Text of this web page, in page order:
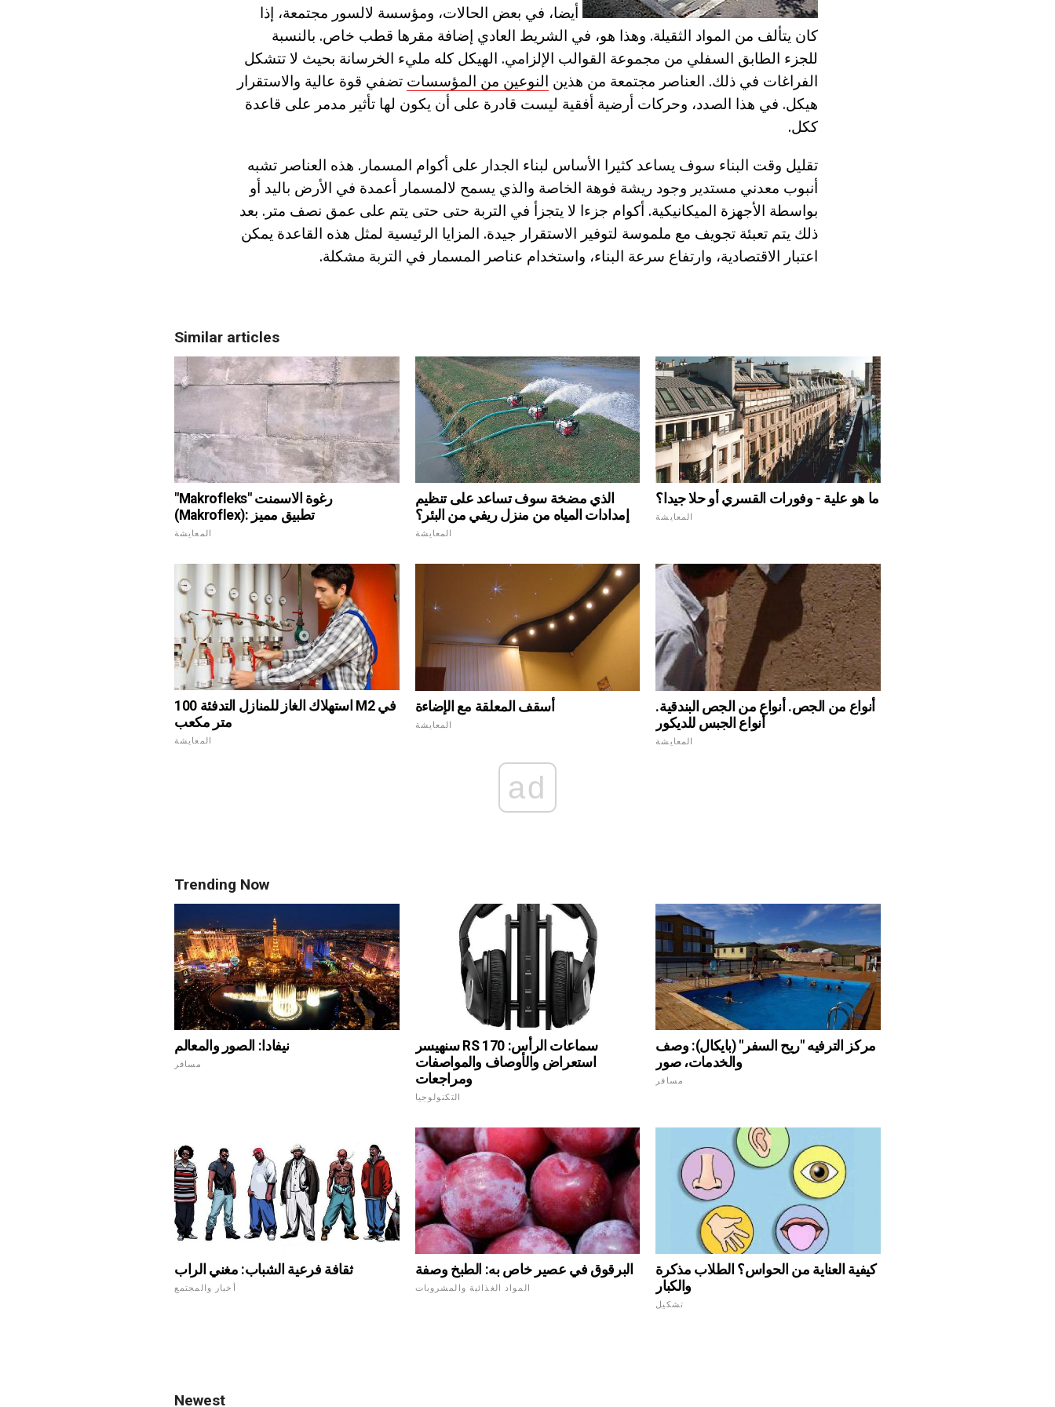
أيضا، في بعض الحالات، ومؤسسة لالسور مجتمعة، إذا
كان يتألف من المواد الثقيلة. وهذا هو، في الشريط العادي إضافة مقرها قطب خاص. بالنسبة
للجزء الطابق السفلي من مجموعة القوالب الإلزامي. الهيكل كله مليء الخرسانة بحيث لا تتشكل
الفراغات في ذلك. العناصر مجتمعة من هذين النوعين من المؤسسات تضفي قوة عالية والاستقرار
هيكل. في هذا الصدد، وحركات أرضية أفقية ليست قادرة على أن يكون لها تأثير مدمر على قاعدة
ككل.
تقليل وقت البناء سوف يساعد كثيرا الأساس لبناء الجدار على أكوام المسمار. هذه العناصر تشبه
أنبوب معدني مستدير وجود ريشة فوهة الخاصة والذي يسمح لالمسمار أعمدة في الأرض باليد أو
بواسطة الأجهزة الميكانيكية. أكوام جزءا لا يتجزأ في التربة حتى حتى يتم على عمق نصف متر. بعد
ذلك يتم تعبئة تجويف مع ملموسة لتوفير الاستقرار جيدة. المزايا الرئيسية لمثل هذه القاعدة يمكن
اعتبار الاقتصادية، وارتفاع سرعة البناء، واستخدام عناصر المسمار في التربة مشكلة.
Similar articles
"Makrofleks" رغوة الاسمنت
(Makroflex): تطبيق مميز
المعايشة
الذي مضخة سوف تساعد على تنظيم
إمدادات المياه من منزل ريفي من البئر؟
المعايشة
ما هو علية - وفورات القسري أو حلا جيدا؟
المعايشة
استهلاك الغاز للمنازل التدفئة 100 M2 في
متر مكعب
المعايشة
أسقف المعلقة مع الإضاءة
المعايشة
أنواع من الجص. أنواع من الجص البندقية.
أنواع الجبس للديكور
المعايشة
ad
Trending Now
نيفادا: الصور والمعالم
مسافر
سنهيسر RS 170 سماعات الرأس:
استعراض والأوصاف والمواصفات
ومراجعات
التكنولوجيا
مركز الترفيه "ريح السفر" (بايكال): وصف
والخدمات، صور
مسافر
ثقافة فرعية الشباب: مغني الراب
أخبار والمجتمع
البرقوق في عصير خاص به: الطبخ وصفة
المواد الغذائية والمشروبات
كيفية العناية من الحواس؟ الطلاب مذكرة
والكبار
تشكيل
Newest